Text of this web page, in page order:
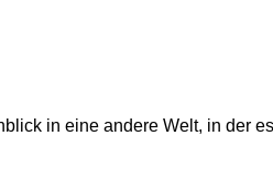
in eine andere Welt, in der